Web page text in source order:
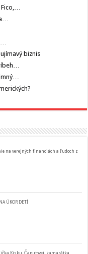
biznis
na verejných financiách a ľudoch z
ÚKOR DETÍ
Kisku, Čaputovej, kamarátka